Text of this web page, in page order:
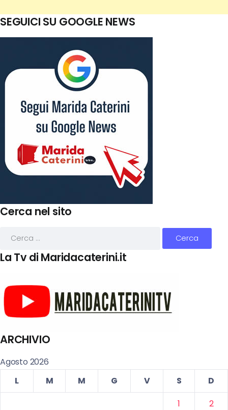
SEGUICI SU GOOGLE NEWS
Cerca nel sito
La Tv di Maridacaterini.it
ARCHIVIO
Agosto 2026
L
M M G V S
D
1
2